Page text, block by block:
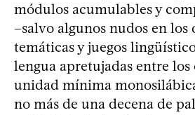
módulos acumulables y
–salvo algunos nudos en los
temáticas y juegos
lengua apretujadas entre
unidad mínima
no más de una decena de